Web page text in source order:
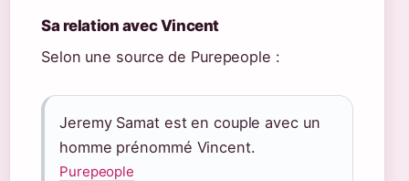
Sa relation avec Vincent
Selon une source de Purepeople :
Jeremy Samat est en couple avec un
homme prénommé Vincent.
Purepeople